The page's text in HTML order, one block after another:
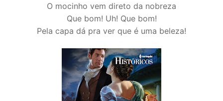
O mocinho vem direto da nobreza
Que bom! Uh! Que bom!
Pela capa dá pra ver que é uma beleza!